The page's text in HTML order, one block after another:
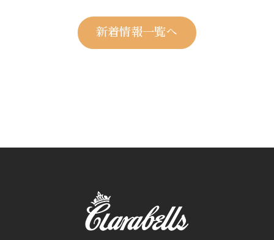
新着情報一覧へ